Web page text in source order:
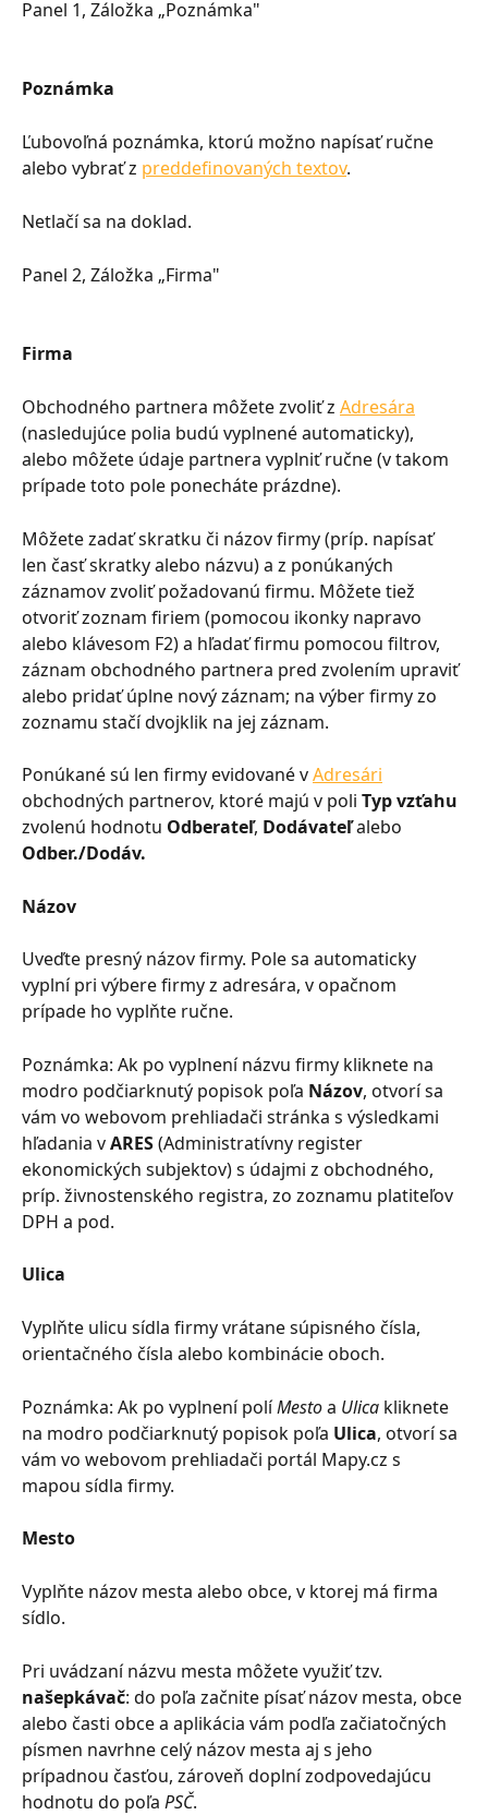
Panel 1, Záložka „Poznámka"
Poznámka
Ľubovoľná poznámka, ktorú možno napísať ručne
alebo vybrať z preddefinovaných textov.
Netlačí sa na doklad.
Panel 2, Záložka „Firma"
Firma
Obchodného partnera môžete zvoliť z Adresára
(nasledujúce polia budú vyplnené automaticky),
alebo môžete údaje partnera vyplniť ručne (v takom
prípade toto pole ponecháte prázdne).
Môžete zadať skratku či názov firmy (príp. napísať
len časť skratky alebo názvu) a z ponúkaných
záznamov zvoliť požadovanú firmu. Môžete tiež
otvoriť zoznam firiem (pomocou ikonky napravo
alebo klávesom F2) a hľadať firmu pomocou filtrov,
záznam obchodného partnera pred zvolením upraviť
alebo pridať úplne nový záznam; na výber firmy zo
zoznamu stačí dvojklik na jej záznam.
Ponúkané sú len firmy evidované v Adresári
obchodných partnerov, ktoré majú v poli Typ vzťahu
zvolenú hodnotu Odberateľ, Dodávateľ alebo
Odber./Dodáv.
Názov
Uveďte presný názov firmy. Pole sa automaticky
vyplní pri výbere firmy z adresára, v opačnom
prípade ho vyplňte ručne.
Poznámka: Ak po vyplnení názvu firmy kliknete na
modro podčiarknutý popisok poľa Názov, otvorí sa
vám vo webovom prehliadači stránka s výsledkami
hľadania v ARES (Administratívny register
ekonomických subjektov) s údajmi z obchodného,
príp. živnostenského registra, zo zoznamu platiteľov
DPH a pod.
Ulica
Vyplňte ulicu sídla firmy vrátane súpisného čísla,
orientačného čísla alebo kombinácie oboch.
Poznámka: Ak po vyplnení polí Mesto a Ulica kliknete
na modro podčiarknutý popisok poľa Ulica, otvorí sa
vám vo webovom prehliadači portál Mapy.cz s
mapou sídla firmy.
Mesto
Vyplňte názov mesta alebo obce, v ktorej má firma
sídlo.
Pri uvádzaní názvu mesta môžete využiť tzv.
našepkávač: do poľa začnite písať názov mesta, obce
alebo časti obce a aplikácia vám podľa začiatočných
písmen navrhne celý názov mesta aj s jeho
prípadnou časťou, zároveň doplní zodpovedajúcu
hodnotu do poľa PSČ.